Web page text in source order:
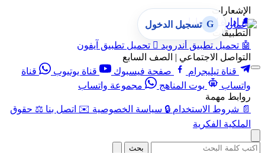
الإشعارات
🔔 إدارة الإشعارات
التطبيقات
🤖 تحميل تطبيق أندرويد  تحميل تطبيق آيفون
التواصل الاجتماعي | الصف السابع
قناة تيليجرام
صفحة فيسبوك قناة يوتيوب
قناة
واتساب
بوت المناهج
مجموعة واتساب
روابط مهمة
📄 شروط الاستخدام 🔒 سياسة الخصوصية ✉️ اتصل بنا ⚖️ حقوق
الملكية الفكرية
G تسجيل الدخول
بحث